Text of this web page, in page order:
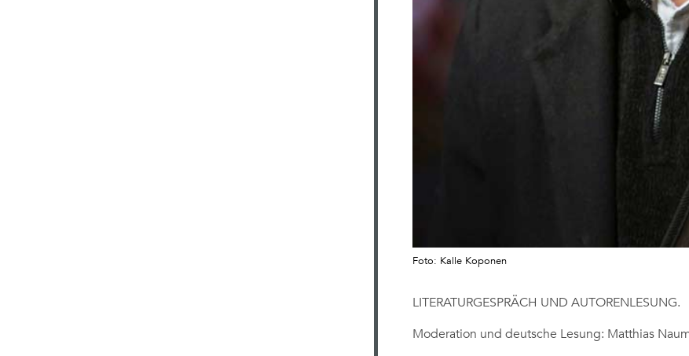
Foto: Kalle Koponen
LITERATURGESPRÄCH UND AUTORENLESUNG.
Moderation und deutsche Lesung: Matthias